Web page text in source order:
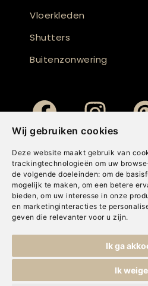
Wij gebruiken cookies
Deze website maakt gebruik van
trackingtechnologieën om uw
de volgende doeleinden: om de
mogelijk te maken , om een betere
bieden, om uw interesse in onze
en marketinginteracties te
geven die relevanter voor u zijn.
Ik ga
Ik
Vloerkleden
Shutters
Buitenzonwering
Cookies